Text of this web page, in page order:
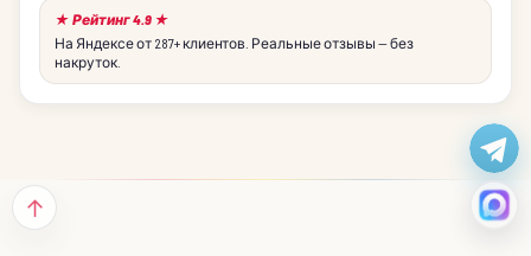
★ Рейтинг 4.9 ★
На Яндексе от 287+ клиентов. Реальные отзывы — без
накруток.
↑